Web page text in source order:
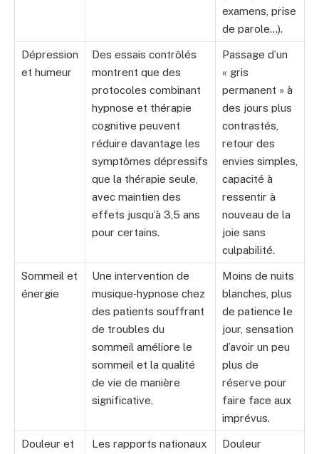
examens, prise
de parole…).
Dépression
et humeur
Des essais contrôlés
montrent que des
protocoles combinant
hypnose et thérapie
cognitive peuvent
réduire davantage les
symptômes dépressifs
que la thérapie seule,
avec maintien des
effets jusqu’à 3,5 ans
pour certains.
Passage d’un
« gris
permanent » à
des jours plus
contrastés,
retour des
envies simples,
capacité à
ressentir à
nouveau de la
joie sans
culpabilité.
Sommeil et
énergie
Une intervention de
musique‑hypnose chez
des patients souffrant
de troubles du
sommeil améliore le
sommeil et la qualité
de vie de manière
significative.
Moins de nuits
blanches, plus
de patience le
jour, sensation
d’avoir un peu
plus de
réserve pour
faire face aux
imprévus.
Douleur et
Les rapports nationaux
Douleur